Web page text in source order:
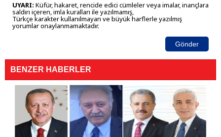
UYARI: Küfür, hakaret, rencide edici cümleler veya imalar, inançlara
saldırı içeren, imla kuralları ile yazılmamış,
Türkçe karakter kullanılmayan ve büyük harflerle yazılmış
yorumlar onaylanmamaktadır.
Gönder
BENZER HABERLER